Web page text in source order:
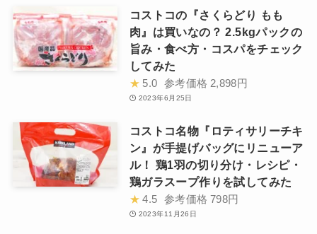
コストコの『さくらどり もも
肉』は買いなの？ 2.5kgパックの
旨み・食べ方・コスパをチェック
してみた
★ 5.0 参考価格 2,898円
2023年6月25日
コストコ名物『ロティサリーチキ
ン』が手提げバッグにリニューア
ル！ 鶏1羽の切り分け・レシピ・
鶏ガラスープ作りを試してみた
★ 4.5 参考価格 798円
2023年11月26日